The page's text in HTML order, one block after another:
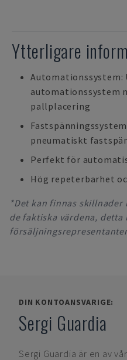
Ytterligare
automationssystem
pallplacering
pneumatiskt
Perfekt för
Hög repeterbarhet
*Det kan finnas skillnader
de faktiska värdena, detta
DIN KONTOANSVARIGE:
Sergi Guardia
Sergi Guardia är en av